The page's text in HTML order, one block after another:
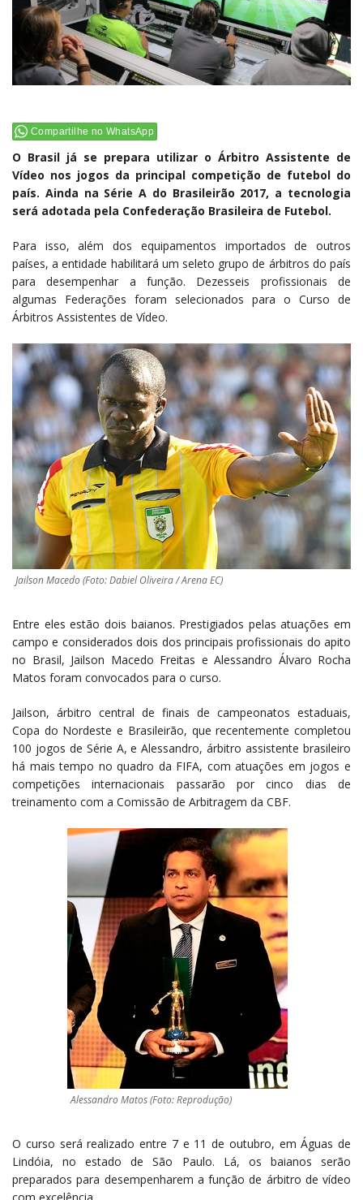
Compartilhe no WhatsApp
O Brasil já se prepara utilizar o Árbitro Assistente de
Vídeo nos jogos da principal competição de futebol do
país. Ainda na Série A do Brasileirão 2017, a tecnologia
será adotada pela Confederação Brasileira de Futebol.
Para isso, além dos equipamentos importados de outros
países, a entidade habilitará um seleto grupo de árbitros do país
para desempenhar a função. Dezesseis profissionais de
algumas Federações foram selecionados para o Curso de
Árbitros Assistentes de Vídeo.
Jailson Macedo (Foto: Dabiel Oliveira / Arena EC)
Entre eles estão dois baianos. Prestigiados pelas atuações em
campo e considerados dois dos principais profissionais do apito
no Brasil, Jailson Macedo Freitas e Alessandro Álvaro Rocha
Matos foram convocados para o curso.
Jailson, árbitro central de finais de campeonatos estaduais,
Copa do Nordeste e Brasileirão, que recentemente completou
100 jogos de Série A, e Alessandro, árbitro assistente brasileiro
há mais tempo no quadro da FIFA, com atuações em jogos e
competições internacionais passarão por cinco dias de
treinamento com a Comissão de Arbitragem da CBF.
Alessandro Matos (Foto: Reprodução)
O curso será realizado entre 7 e 11 de outubro, em Águas de
Lindóia, no estado de São Paulo. Lá, os baianos serão
preparados para desempenharem a função de árbitro de vídeo